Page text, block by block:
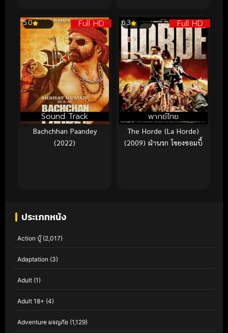
Full HD
Sound Track
5.0
Bachchhan Paandey
(2022)
Full HD
พากย์ไทย
6.3
The Horde (La Horde)
(2009) ฝ่านรก โขยงซอมบี้
ประเภทหนัง
Action บู๊(2,017)
Adaptation (3)
Adult (1)
Adult 18+ (4)
Adventure ผจญภัย (1,129)